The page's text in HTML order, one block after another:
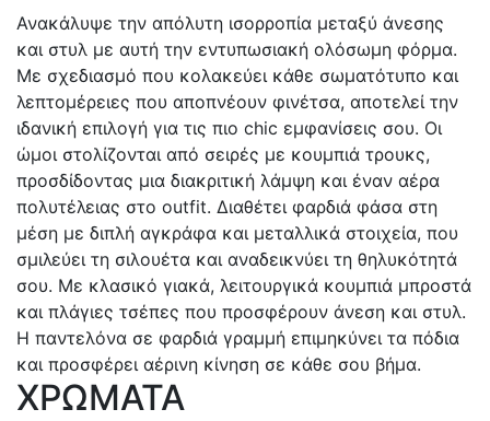
Ανακάλυψε την απόλυτη ισορροπία μεταξύ άνεσης
και στυλ με αυτή την εντυπωσιακή ολόσωμη φόρμα.
Με σχεδιασμό που κολακεύει κάθε σωματότυπο και
λεπτομέρειες που αποπνέουν φινέτσα, αποτελεί την
ιδανική επιλογή για τις πιο chic εμφανίσεις σου. Οι
ώμοι στολίζονται από σειρές με κουμπιά τρουκς,
προσδίδοντας μια διακριτική λάμψη και έναν αέρα
πολυτέλειας στο outfit. Διαθέτει φαρδιά φάσα στη
μέση με διπλή αγκράφα και μεταλλικά στοιχεία, που
σμιλεύει τη σιλουέτα και αναδεικνύει τη θηλυκότητά
σου. Με κλασικό γιακά, λειτουργικά κουμπιά μπροστά
και πλάγιες τσέπες που προσφέρουν άνεση και στυλ.
Η παντελόνα σε φαρδιά γραμμή επιμηκύνει τα πόδια
και προσφέρει αέρινη κίνηση σε κάθε σου βήμα.
ΧΡΩΜΑΤΑ